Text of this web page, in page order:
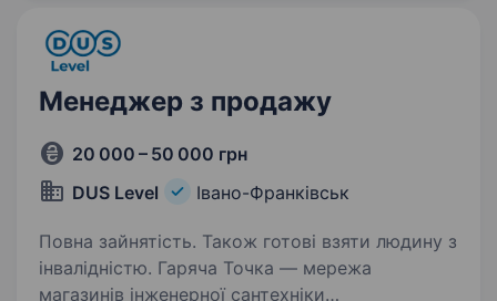
Менеджер з продажу
20 000 – 50 000 грн
DUS Level
Івано-Франківськ
Повна зайнятість. Також готові взяти людину з
інвалідністю. Гаряча Точка — мережа
магазинів інженерної сантехніки